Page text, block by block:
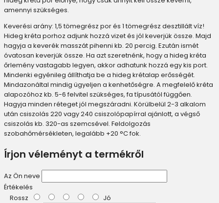
amennyi szükséges.
Keverési arány: 1,5 tömegrész por és 1 tömegrész desztillált víz!
Hideg kréta porhoz adjunk hozzá vizet és jól keverjük össze. Majd
hagyja a keverék masszát pihenni kb. 20 percig. Ezután ismét
óvatosan keverjük össze. Ha azt szeretnénk, hogy a hideg kréta
őrlemény vastagabb legyen, akkor adhatunk hozzá egy kis port.
Mindenki egyénileg állíthatja be a hideg krétalap erősségét.
Mindazonáltal mindig ügyeljen a kenhetőségre. A megfelelő kréta
alapozóhoz kb. 5-6 felvitel szükséges, fa típusától függően.
Hagyja minden réteget jól megszáradni. Körülbelül 2-3 alkalom
után csiszolás 220 vagy 240 csiszolópapírral ajánlott, a végső
csiszolás kb. 320-as szemcsével. Feldolgozás
szobahőmérsékleten, legalább +20 °C fok.
Írjon véleményt a termékről
Az Ön neve
Értékelés
Rossz
Jó